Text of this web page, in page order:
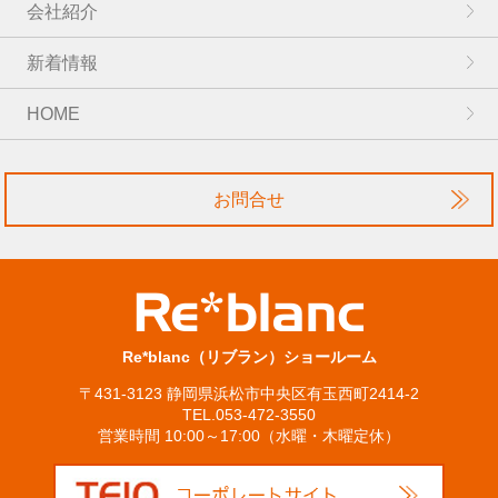
会社紹介
新着情報
HOME
お問合せ
Re*blanc（リブラン）ショールーム
〒431-3123 静岡県浜松市中央区有玉西町2414-2
TEL.053-472-3550
営業時間 10:00～17:00（水曜・木曜定休）